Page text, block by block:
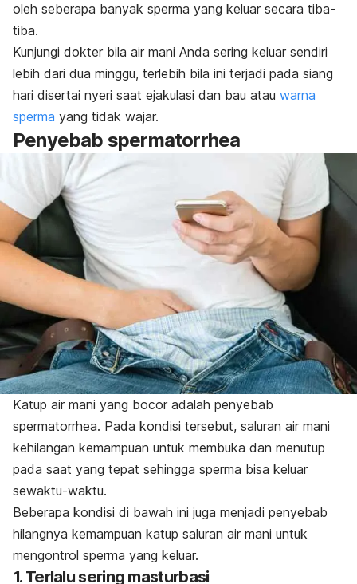
oleh seberapa banyak sperma yang keluar secara tiba-
tiba.
Kunjungi dokter bila air mani Anda sering keluar sendiri
lebih dari dua minggu, terlebih bila ini terjadi pada siang
hari disertai nyeri saat ejakulasi dan bau atau warna
sperma yang tidak wajar.
Penyebab spermatorrhea
Katup air mani yang bocor adalah penyebab
spermatorrhea. Pada kondisi tersebut, saluran air mani
kehilangan kemampuan untuk membuka dan menutup
pada saat yang tepat sehingga sperma bisa keluar
sewaktu-waktu.
Beberapa kondisi di bawah ini juga menjadi penyebab
hilangnya kemampuan katup saluran air mani untuk
mengontrol sperma yang keluar.
1. Terlalu sering masturbasi